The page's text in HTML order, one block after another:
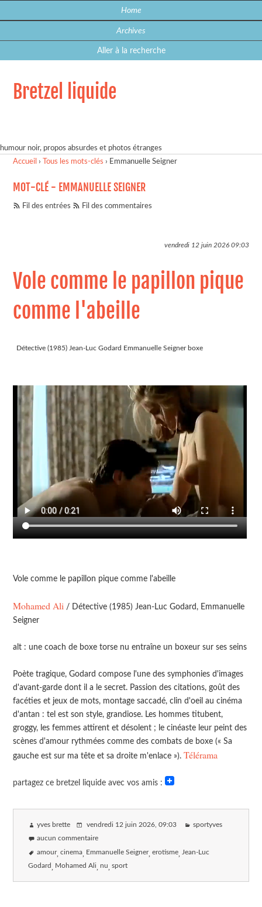
Home
Archives
Aller à la recherche
Bretzel liquide
humour noir, propos absurdes et photos étranges
Accueil › Tous les mots-clés › Emmanuelle Seigner
MOT-CLÉ - EMMANUELLE SEIGNER
Fil des entrées Fil des commentaires
vendredi 12 juin 202609:03
Vole comme le papillon pique
comme l'abeille
Détective (1985) Jean-Luc Godard Emmanuelle Seigner boxe
Vole comme le papillon pique comme l'abeille
Mohamed Ali / Détective (1985) Jean-Luc Godard, Emmanuelle
Seigner
alt : une coach de boxe torse nu entraîne un boxeur sur ses seins
Poète tragique, Godard compose l'une des symphonies d'images
d'avant-garde dont il a le secret. Passion des citations, goût des
facéties et jeux de mots, montage saccadé, clin d'oeil au cinéma
d'antan : tel est son style, grandiose. Les hommes titubent,
groggy, les femmes attirent et désolent ; le cinéaste leur peint des
scènes d'amour rythmées comme des combats de boxe (« Sa
gauche est sur ma tête et sa droite m'enlace »).Télérama
partagez ce bretzel liquide avec vos amis :
yves brette vendredi 12 juin 2026, 09:03 sportyves
aucun commentaire
amour cinema Emmanuelle Seigner erotisme Jean-Luc
Godard Mohamed Ali nu sport